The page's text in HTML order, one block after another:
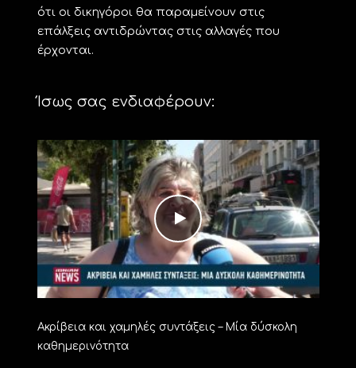
ότι οι δικηγόροι θα παραμείνουν στις
επάλξεις αντιδρώντας στις αλλαγές που
έρχονται.
Ίσως σας ενδιαφέρουν:
Ακρίβεια και χαμηλές συντάξεις – Μία δύσκολη
καθημερινότητα